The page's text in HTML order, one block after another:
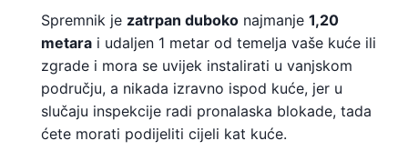
Spremnik je zatrpan duboko najmanje 1,20
metara i udaljen 1 metar od temelja vaše kuće ili
zgrade i mora se uvijek instalirati u vanjskom
području, a nikada izravno ispod kuće, jer u
slučaju inspekcije radi pronalaska blokade, tada
ćete morati podijeliti cijeli kat kuće.